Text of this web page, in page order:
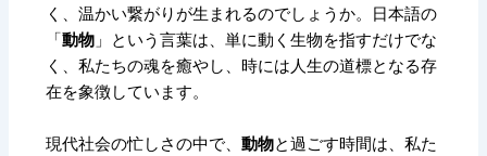
く、温かい繋がりが生まれるのでしょうか。 日本語の
「動物 」という言葉は、単に動く生物を指すだけでな
く、私たちの魂を癒やし、時には人生の道標となる存
在を象徴しています。
現代社会の忙しさの中で、動物と過ごす時間は、私た